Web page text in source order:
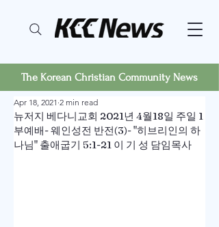
The Korean Christian Community News
뉴저지 베다니교회 2021년 4월18일 주일 1
부예배- 웨인성전 반전(3)- "히브리인의 하
나님" 출애굽기 5:1-21 이 기 성 담임목사
Apr 18, 2021 2 min read